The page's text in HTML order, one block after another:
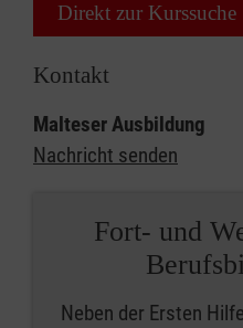
Direkt zur Kurssuche
Kontakt
Malteser Ausbildung
Nachricht senden
Fort- und
Neben der Ersten